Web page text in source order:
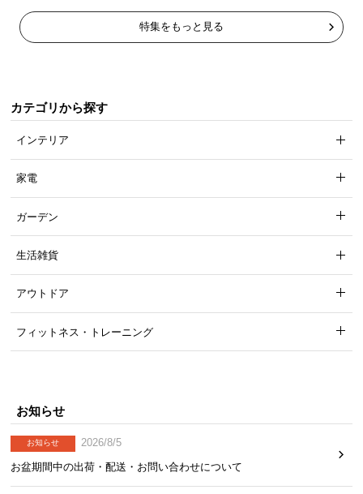
特集をもっと見る
カテゴリから探す
インテリア
家電
ガーデン
生活雑貨
アウトドア
フィットネス・トレーニング
お知らせ
お知らせ
2026/8/5
お盆期間中の出荷・配送・お問い合わせについて